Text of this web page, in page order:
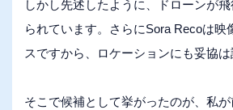
しかし先述したように、ドローンが
られています。さらにSora Recoは映
スですから、ロケーションにも妥協は
そこで候補として挙がったのが、私